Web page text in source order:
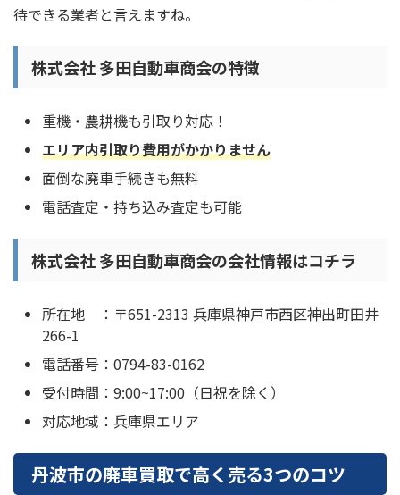
待できる業者と言えますね。
株式会社 多田自動車商会の特徴
重機・農耕機も引取り対応！
エリア内引取り費用がかかりません
面倒な廃車手続きも無料
電話査定・持ち込み査定も可能
株式会社 多田自動車商会の会社情報はコチラ
所在地 ：〒651-2313 兵庫県神戸市西区神出町田井
266-1
電話番号：0794-83-0162
受付時間：9:00~17:00（日祝を除く）
対応地域：兵庫県エリア
丹波市の廃車買取で高く売る3つのコツ